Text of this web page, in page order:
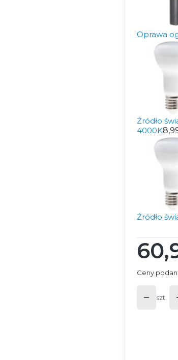
Oprawa
Źródło
4000K
Źródło
Cena
Ceny
szt.